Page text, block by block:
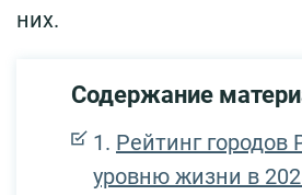
них.
Содержание
Рейтинг городов
уровню жизни в